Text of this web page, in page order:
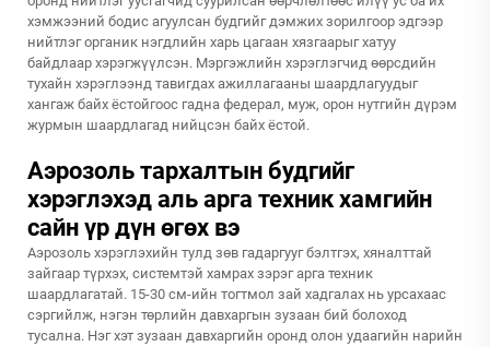
хэмжээний бодис агуулсан будгийг дэмжих зорилгоор эдгээр
нийтлэг органик нэгдлийн харь цагаан хязгаарыг хатуу
байдлаар хэрэгжүүлсэн. Мэргэжлийн хэрэглэгчид өөрсдийн
тухайн хэрэглээнд тавигдах ажиллагааны шаардлагуудыг
хангаж байх ёстойгоос гадна федерал, муж, орон нутгийн дүрэм
журмын шаардлагад нийцсэн байх ёстой.
Аэрозоль тархалтын будгийг
хэрэглэхэд аль арга техник хамгийн
сайн үр дүн өгөх вэ
Аэрозоль хэрэглэхийн тулд зөв гадаргууг бэлтгэх, хяналттай
зайгаар түрхэх, системтэй хамрах зэрэг арга техник
шаардлагатай. 15-30 см-ийн тогтмол зай хадгалах нь урсахаас
сэргийлж, нэгэн төрлийн давхаргын зузаан бий болоход
тусална. Нэг хэт зузаан давхаргийн оронд олон удаагийн нарийн